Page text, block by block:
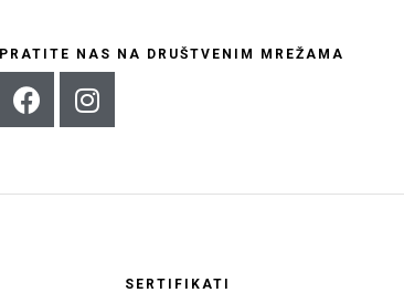
PRATITE NAS NA DRUŠTVENIM MREŽAMA
SERTIFIKATI